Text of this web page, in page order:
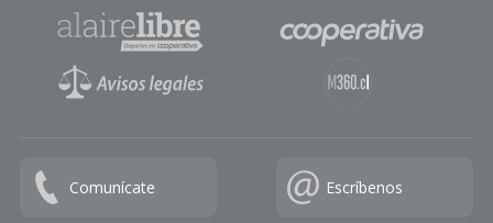
Comunícate Escríbenos